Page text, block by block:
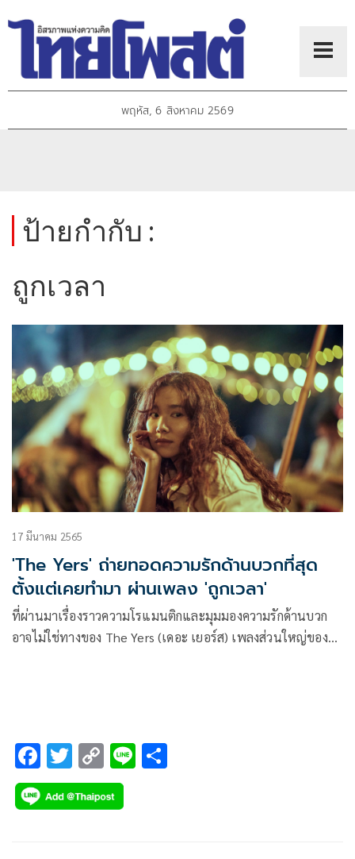
พฤหัส, 6 สิงหาคม 2569
ป้ายกำกับ :
ถูกเวลา
17 มีนาคม 2565
'The Yers' ถ่ายทอดความรักด้านบวกที่สุด
ตั้งแต่เคยทำมา ผ่านเพลง 'ถูกเวลา'
ที่ผ่านมาเรื่องราวความโรแมนติกและมุมมองความรักด้านบวก
อาจไม่ใช่ทางของ The Yers (เดอะ เยอร์ส) เพลงส่วนใหญ่ของ
F
ac
e
T
wi
tt
C
o
p
Li